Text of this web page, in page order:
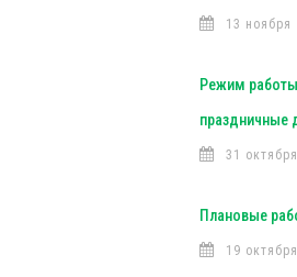
13 ноября
Режим
праздничные
31 октября
Плановые
19 октября